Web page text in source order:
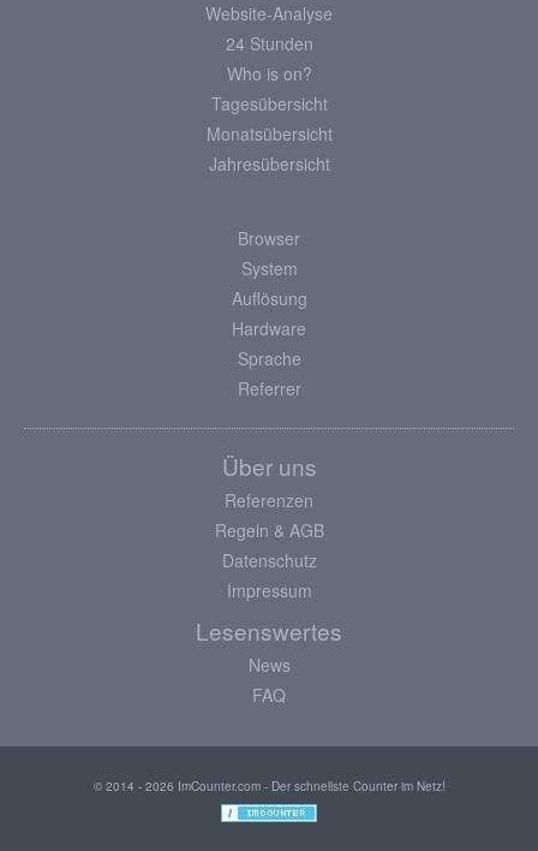
Website-Analyse
24 Stunden
Who is on?
Tagesübersicht
Monatsübersicht
Jahresübersicht
Browser
System
Auflösung
Hardware
Sprache
Referrer
Über uns
Referenzen
Regeln & AGB
Datenschutz
Impressum
Lesenswertes
News
FAQ
© 2014 - 2026 ImCounter.com - Der schnellste Counter im Netz!